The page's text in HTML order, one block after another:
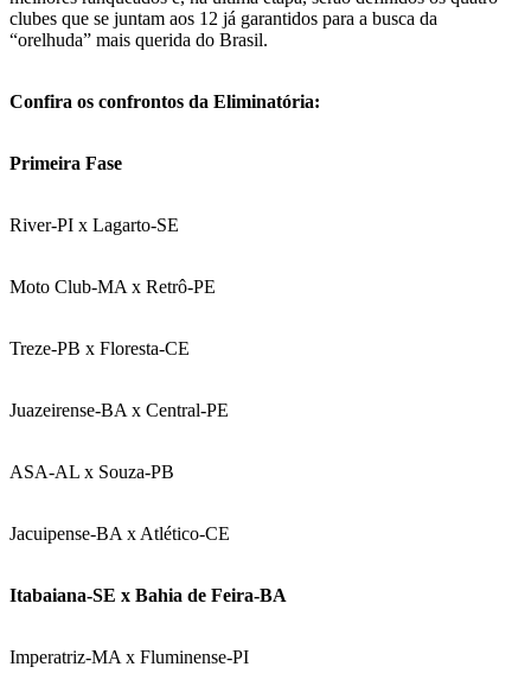
clubes que se juntam aos 12 já garantidos para a busca da
“orelhuda” mais querida do Brasil.
Confira os confrontos da Eliminatória:
Primeira Fase
River-PI x Lagarto-SE
Moto Club-MA x Retrô-PE
Treze-PB x Floresta-CE
Juazeirense-BA x Central-PE
ASA-AL x Souza-PB
Jacuipense-BA x Atlético-CE
Itabaiana-SE x Bahia de Feira-BA
Imperatriz-MA x Fluminense-PI